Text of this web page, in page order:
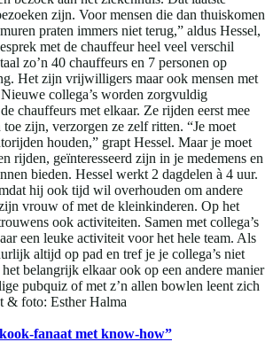
zijn. Voor mensen die dan thuiskomen
praten immers niet terug,” aldus Hessel,
met de chauffeur heel veel verschil
zo’n 40 chauffeurs en 7 personen op
Het zijn vrijwilligers maar ook mensen met
collega’s worden zorgvuldig
chauffeurs met elkaar. Ze rijden eerst mee
toe zijn, verzorgen ze zelf ritten. “Je moet
houden,” grapt Hessel. Maar je moet
rijden, geïnteresseerd zijn in je medemens en
bieden. Hessel werkt 2 dagdelen à 4 uur.
hij ook tijd wil overhouden om andere
vrouw of met de kleinkinderen. Op het
ook activiteiten. Samen met collega’s
een leuke activiteit voor het hele team. Als
altijd op pad en tref je je collega’s niet
belangrijk elkaar ook op een andere manier
pubquiz of met z’n allen bowlen leent zich
& foto: Esther Halma
fanaat met know-how”